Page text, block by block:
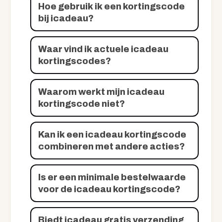
Hoe gebruik ik een kortingscode
bij icadeau?
Waar vind ik actuele icadeau
kortingscodes?
Waarom werkt mijn icadeau
kortingscode niet?
Kan ik een icadeau kortingscode
combineren met andere acties?
Is er een minimale bestelwaarde
voor de icadeau kortingscode?
Biedt icadeau gratis verzending